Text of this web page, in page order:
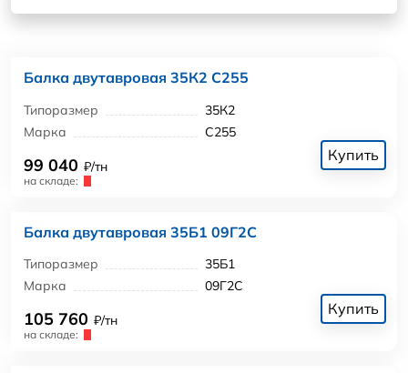
Балка двутавровая 35К2 С255
Типоразмер
35К2
Марка
С255
99 040 ₽/тн
на складе:
Купить
Балка двутавровая 35Б1 09Г2С
Типоразмер
35Б1
Марка
09Г2С
105 760 ₽/тн
на складе:
Купить